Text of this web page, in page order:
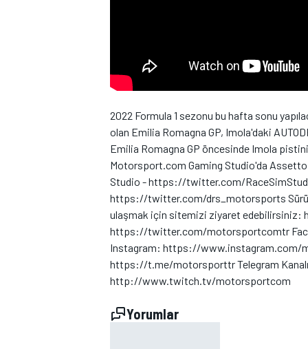
WRC
2022 Formula 1 sezonu bu hafta sonu
olan Emilia Romagna GP, Imola'daki
Emilia Romagna GP öncesinde Imola
Motorsport.com Gaming Studio'da Assetto
Studio - https://twitter.com/
https://twitter.com/drs_motorsports
ulaşmak için sitemizi ziyaret edebilirsiniz:
https://twitter.com/motorsportcomtr
Instagram: https://www.instagram.com/
https://t.me/motorsporttr Telegram
http://www.twitch.tv/motorsportcom
Yorumlar